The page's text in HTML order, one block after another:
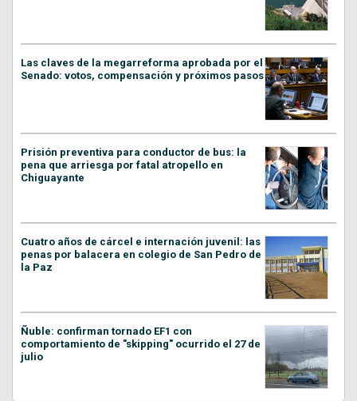
Las claves de la megarreforma aprobada por el
Senado: votos, compensación y próximos pasos
Prisión preventiva para conductor de bus: la
pena que arriesga por fatal atropello en
Chiguayante
Cuatro años de cárcel e internación juvenil: las
penas por balacera en colegio de San Pedro de
la Paz
Ñuble: confirman tornado EF1 con
comportamiento de "skipping" ocurrido el 27 de
julio